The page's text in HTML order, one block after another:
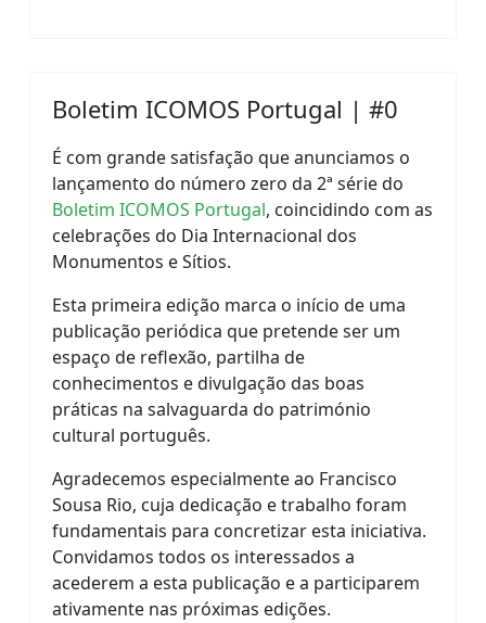
Boletim ICOMOS Portugal | #0
É com grande satisfação que anunciamos o
lançamento do número zero da 2ª série do
Boletim ICOMOS Portugal, coincidindo com as
celebrações do Dia Internacional dos
Monumentos e Sítios.
Esta primeira edição marca o início de uma
publicação periódica que pretende ser um
espaço de reflexão, partilha de
conhecimentos e divulgação das boas
práticas na salvaguarda do património
cultural português.
Agradecemos especialmente ao Francisco
Sousa Rio, cuja dedicação e trabalho foram
fundamentais para concretizar esta iniciativa.
Convidamos todos os interessados a
acederem a esta publicação e a participarem
ativamente nas próximas edições.